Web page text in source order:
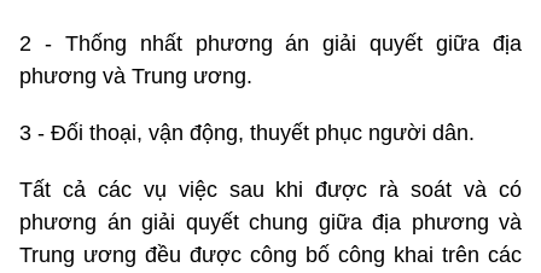
2 - Thống nhất phương án giải quyết giữa địa
phương và Trung ương.
3 - Đối thoại, vận động, thuyết phục người dân.
Tất cả các vụ việc sau khi được rà soát và có
phương án giải quyết chung giữa địa phương và
Trung ương đều được công bố công khai trên các